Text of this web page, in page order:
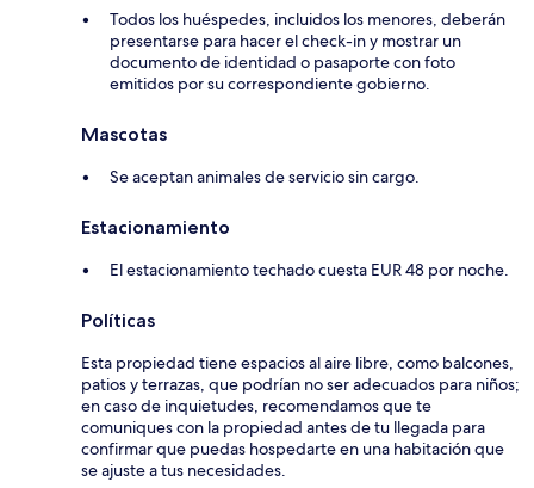
Todos los huéspedes, incluidos los menores, deberán
presentarse para hacer el check-in y mostrar un
documento de identidad o pasaporte con foto
emitidos por su correspondiente gobierno.
Mascotas
Se aceptan animales de servicio sin cargo.
Estacionamiento
El estacionamiento techado cuesta EUR 48 por noche.
Políticas
Esta propiedad tiene espacios al aire libre, como balcones,
patios y terrazas, que podrían no ser adecuados para niños;
en caso de inquietudes, recomendamos que te
comuniques con la propiedad antes de tu llegada para
confirmar que puedas hospedarte en una habitación que
se ajuste a tus necesidades.